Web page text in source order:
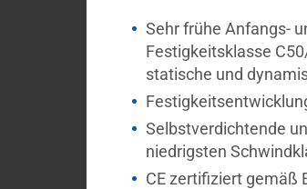
Sehr frühe Anfangs-
Festigkeitsklasse
statische und
Selbstverdichtende
niedrigsten
CE zertifiziert gemäß